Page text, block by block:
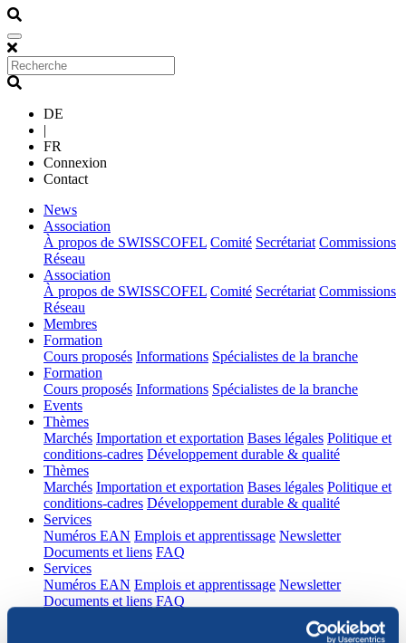
DE
|
FR
Connexion
Contact
News(current)
Association
À propos de SWISSCOFEL Comité Secrétariat Commissions
Réseau
Association
À propos de SWISSCOFEL Comité Secrétariat Commissions
Réseau
Membres(current)
Formation
Cours proposés Informations Spécialistes de la branche
Formation
Cours proposés Informations Spécialistes de la branche
Events(current)
Thèmes(current)
Marchés Importation et exportation Bases légales Politique et
conditions-cadres Développement durable & qualité
Thèmes(current)
Marchés Importation et exportation Bases légales Politique et
conditions-cadres Développement durable & qualité
Services(current)
Numéros EAN Emplois et apprentissage Newsletter
Documents et liens FAQ
Services(current)
Numéros EAN Emplois et apprentissage Newsletter
Documents et liens FAQ